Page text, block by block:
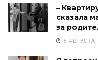
–
сказала
за
6 АВГУСТА,